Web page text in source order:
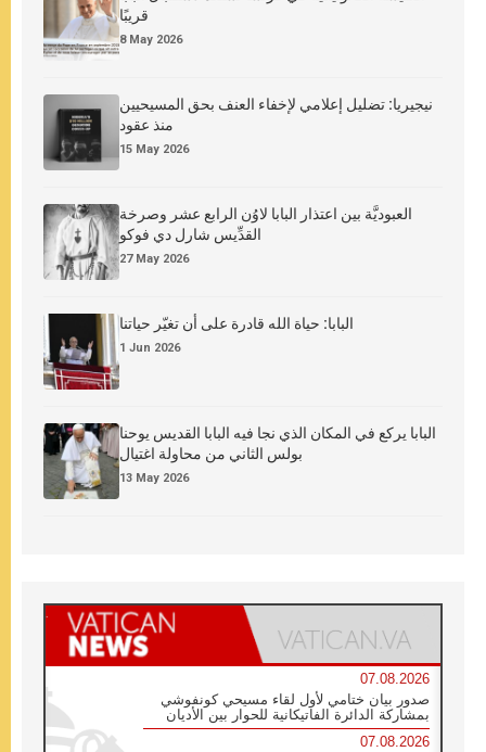
قريبًا
8 May 2026
نيجيريا: تضليل إعلامي لإخفاء العنف بحق المسيحيين
منذ عقود
15 May 2026
العبوديَّة بين اعتذار البابا لاوُن الرابع عشر وصرخة
القدِّيس شارل دي فوكو
27 May 2026
البابا: حياة الله قادرة على أن تغيّر حياتنا
1 Jun 2026
البابا يركع في المكان الذي نجا فيه البابا القديس يوحنا
بولس الثاني من محاولة اغتيال
13 May 2026
07.08.2026
صدور بيان ختامي لأول لقاء مسيحي كونفوشي
بمشاركة الدائرة الفاتيكانية للحوار بين الأديان
07.08.2026